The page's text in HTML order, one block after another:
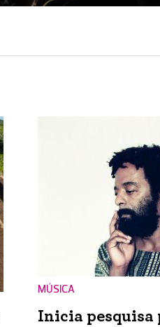
MÚSICA
Inicia pesquisa